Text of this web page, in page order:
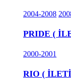
2004-2008
PRIDE (
2000-2001
RIO (